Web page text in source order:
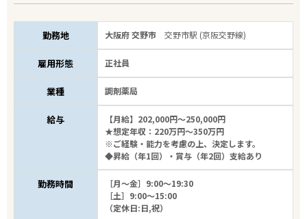
勤務地 大阪府 交野市交野市駅 (京阪交野線)
雇用形態 正社員
業種 調剤薬局
給与
【月給】202,000円～250,000円
★想定年収：220万円～350万円
※ご経験・能力を考慮の上、決定します。
◆昇給（年1回）・賞与（年2回）支給あり
勤務時間
［月～金］9:00～19:30
［土］9:00～15:00
（定休日:日,祝）